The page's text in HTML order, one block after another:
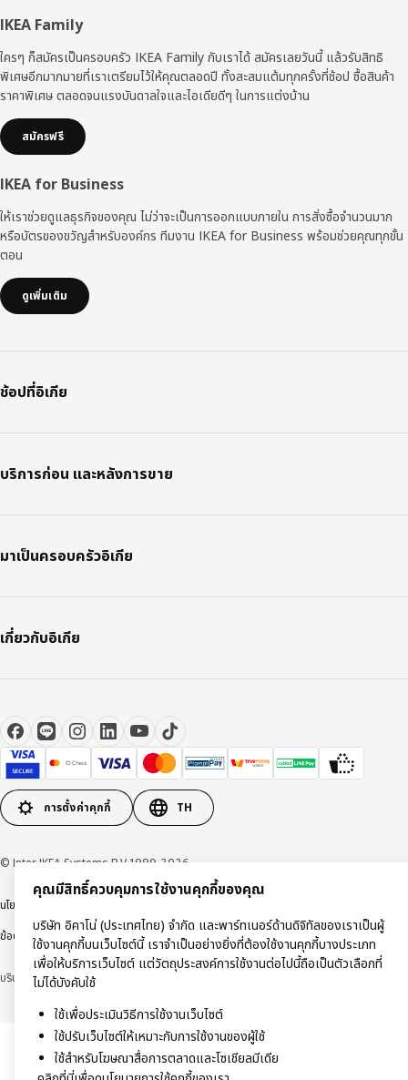
ส่วน
ท้าย
IKEA Family
ใครๆ ก็สมัครเป็นครอบครัว IKEA Family กับเราได้ สมัครเลยวันนี้ แล้วรับสิทธิ
พิเศษอีกมากมายที่เราเตรียมไว้ให้คุณตลอดปี ทั้งสะสมแต้มทุกครั้งที่ช้อป ซื้อสินค้า
ราคาพิเศษ ตลอดจนแรงบันดาลใจและไอเดียดีๆ ในการแต่งบ้าน
สมัครฟรี
IKEA for Business
ให้เราช่วยดูแลธุรกิจของคุณ ไม่ว่าจะเป็นการออกแบบภายใน การสั่งซื้อจำนวนมาก
หรือบัตรของขวัญสำหรับองค์กร ทีมงาน IKEA for Business พร้อมช่วยคุณทุกขั้น
ตอน
ดูเพิ่มเติม
ช้อปที่อิเกีย
บริการก่อน และหลังการขาย
มาเป็นครอบครัวอิเกีย
เกี่ยวกับอิเกีย
การตั้งค่าคุกกี้ TH
© Inter IKEA Systems B.V 1999-2026
นโยบายการคุ้มครองข้อมูลส่วนบุคคล
ข้อตกลงการซื้อสินค้า
บริษัท อิคาโน่ (ประเทศไทย) จำกัด (ทะเบียนเลขที่ 0105550011416)
คุณมีสิทธิ์ควบคุมการใช้งานคุกกี้ของคุณ
บริษัท อิคาโน่ (ประเทศไทย) จำกัด และพาร์ทเนอร์ด้านดิจิทัลของเราเป็นผู้
ใช้งานคุกกี้บนเว็บไซต์นี้ เราจำเป็นอย่างยิ่งที่ต้องใช้งานคุกกี้บางประเภท
เพื่อให้บริการเว็บไซต์ แต่วัตถุประสงค์การใช้งานต่อไปนี้ถือเป็นตัวเลือกที่
ไม่ได้บังคับใช้
ใช้เพื่อประเมินวิธีการใช้งานเว็บไซต์
ใช้ปรับเว็บไซต์ให้เหมาะกับการใช้งานของผู้ใช้
ใช้สำหรับโฆษณาสื่อการตลาดและโซเชียลมีเดีย